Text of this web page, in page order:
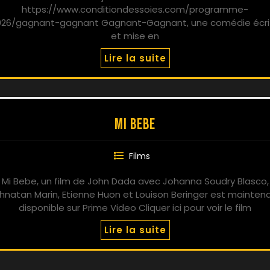
https://www.conditiondessoies.com/programme-
gagnant-gagnant Gagnant-Gagnant, une comédie
et mise en
Lire la suite
Mi Bebe
Films
Mi Bebe, un film de John Dada avec Johanna Soudry Blasco,
Marin, Etienne Huon et Louison Beringer est
disponible sur Prime Video Cliquer ici pour voir le film
Lire la suite